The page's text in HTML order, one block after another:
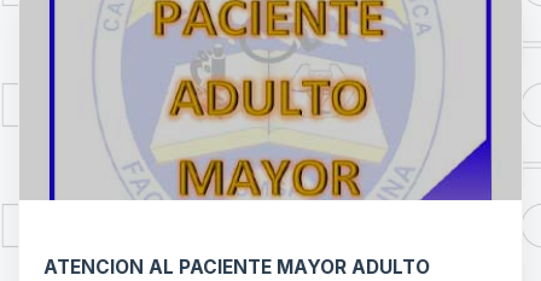
ATENCION AL PACIENTE MAYOR ADULTO